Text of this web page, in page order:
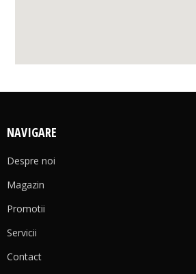
NAVIGARE
Despre noi
Magazin
Promotii
Servicii
Contact